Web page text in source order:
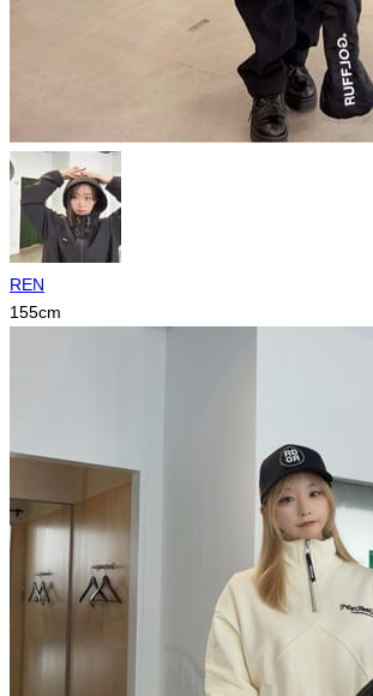
REN
155cm